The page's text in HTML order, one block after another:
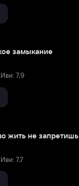
замыкание
Иви: 7,9
жить не запретишь
7,7